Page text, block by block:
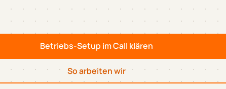
Betriebs-Setup im Call klären
So arbeiten wir